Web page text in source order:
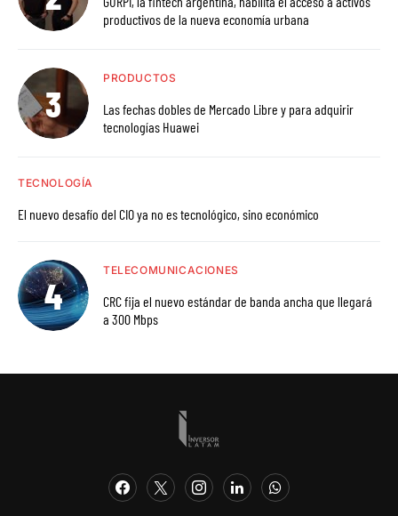
productivos de la nueva economía urbana
PRODUCTOS
Las fechas dobles de Mercado Libre y para adquirir
tecnologías Huawei
TECNOLOGÍA
El nuevo desafío del CIO ya no es tecnológico, sino económico
TELECOMUNICACIONES
CRC fija el nuevo estándar de banda ancha que llegará
a 300 Mbps